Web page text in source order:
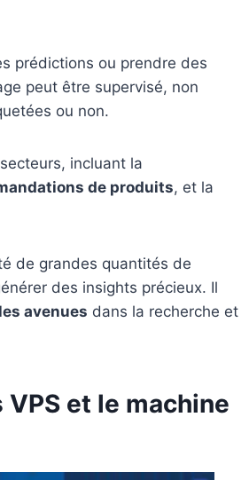
prédictions ou prendre des
peut être supervisé, non
ou non.
incluant la
de produits, et la
de grandes quantités de
des insights précieux. Il
avenues dans la recherche et
et le machine